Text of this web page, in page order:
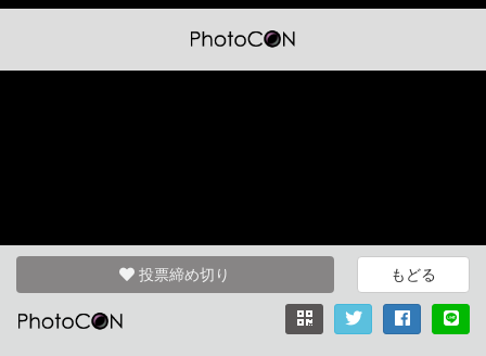
投票締め切り もどる